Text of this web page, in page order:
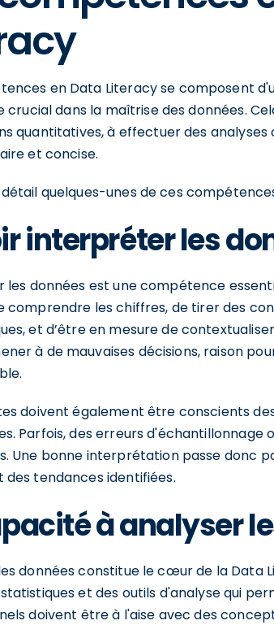
en Data Literacy se composent
crucial dans la maîtrise des données.
quantitatives, à effectuer des
et concise.
quelques-unes de ces
interpréter les
données est une compétence
comprendre les chiffres, de tirer des
et d’être en mesure de
à de mauvaises décisions, raison
doivent également être conscients
Parfois, des erreurs
Une bonne interprétation passe donc
des tendances identifiées.
à analyser
données constitue le cœur de la Data
et des outils d'analyse qui
doivent être à l'aise avec des